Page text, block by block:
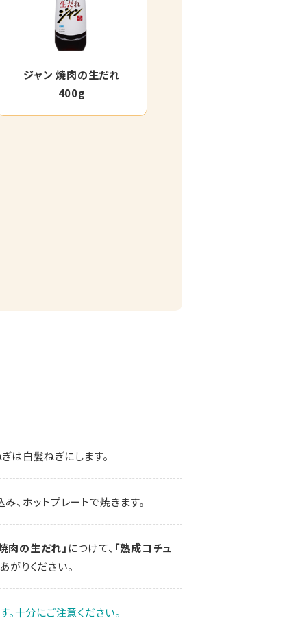
ジャン 焼肉の生だれ
400g
は白髪ねぎにします。
、ホットプレートで焼きます。
肉の生だれ」 につけて、 「熟成コチュ
がりください。
十分にご注意ください。